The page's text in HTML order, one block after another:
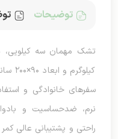
توضیحات
سفرهای خانوادگی و
نرم، ضدحساسیت و
راحتی و پشتیبانی عالی